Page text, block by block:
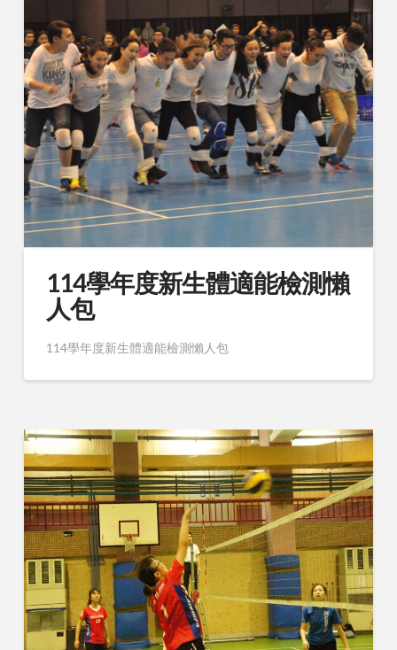
114學年度新生體適能檢測懶
人包
114學年度新生體適能檢測懶人包